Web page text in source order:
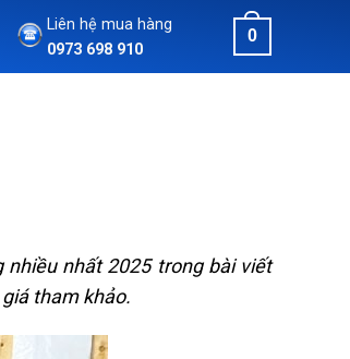
Liên hệ mua hàng
0973 698 910
0
nhất 2025 trong bài viết
tham khảo.